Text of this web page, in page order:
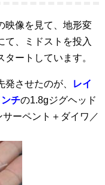
映像を見て、地形変
て、ミドストを投入
ートしています。
させたのが、
レイ
チの1.8gジグヘッド
ーペント＋ダイワ／